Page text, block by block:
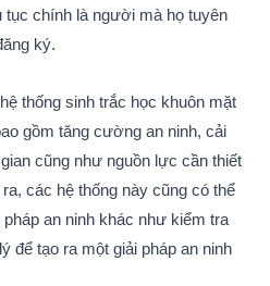
tục chính là người mà họ tuyên
ký.
thống sinh trắc học khuôn mặt
gồm tăng cường an ninh, cải
cũng như nguồn lực cần thiết
các hệ thống này cũng có thể
an ninh khác như kiểm tra
để tạo ra một giải pháp an ninh